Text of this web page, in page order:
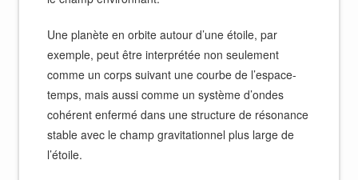
Une planète en orbite autour d’une étoile, par
exemple, peut être interprétée non seulement
comme un corps suivant une courbe de l’espace-
temps, mais aussi comme un système d’ondes
cohérent enfermé dans une structure de résonance
stable avec le champ gravitationnel plus large de
l’étoile.